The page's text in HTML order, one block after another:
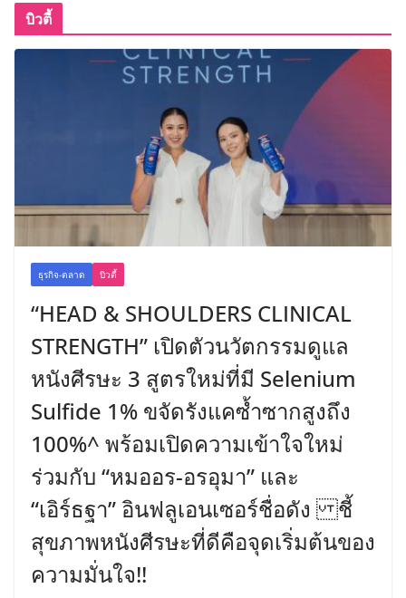
บิวตี้
ธุรกิจ-ตลาด บิวตี้
“HEAD & SHOULDERS CLINICAL
STRENGTH” เปิดตัวนวัตกรรมดูแล
หนังศีรษะ 3 สูตรใหม่ที่มี Selenium
Sulfide 1% ขจัดรังแคซ้ำซากสูงถึง
100%^ พร้อมเปิดความเข้าใจใหม่
ร่วมกับ “หมออร-อรอุมา” และ
“เอิร์ธฐา” อินฟลูเอนเซอร์ชื่อดัง ชี้
สุขภาพหนังศีรษะที่ดีคือจุดเริ่มต้นของ
ความมั่นใจ!!